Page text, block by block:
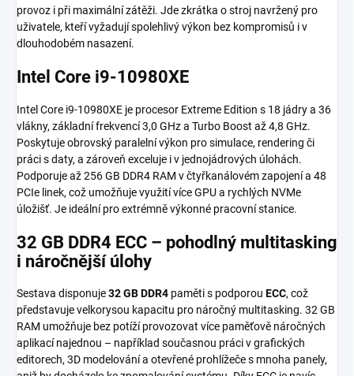
provoz i při maximální zátěži. Jde zkrátka o stroj navržený pro
uživatele, kteří vyžadují spolehlivý výkon bez kompromisů i v
dlouhodobém nasazení.
Intel Core i9-10980XE
Intel Core i9-10980XE je procesor Extreme Edition s 18 jádry a 36
vlákny, základní frekvencí 3,0 GHz a Turbo Boost až 4,8 GHz.
Poskytuje obrovský paralelní výkon pro simulace, rendering či
práci s daty, a zároveň exceluje i v jednojádrových úlohách.
Podporuje až 256 GB DDR4 RAM v čtyřkanálovém zapojení a 48
PCIe linek, což umožňuje využití více GPU a rychlých NVMe
úložišť. Je ideální pro extrémně výkonné pracovní stanice.
32 GB DDR4 ECC – pohodlný multitasking
i náročnější úlohy
Sestava disponuje32 GB DDR4 paměti s podporou ECC, což
představuje velkorysou kapacitu pro náročný multitasking. 32 GB
RAM umožňuje bez potíží provozovat více paměťově náročných
aplikací najednou – například současnou práci v grafických
editorech, 3D modelování a otevřené prohlížeče s mnoha panely,